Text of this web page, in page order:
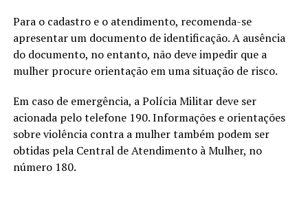
Para o cadastro e o atendimento, recomenda-se
apresentar um documento de identificação. A ausência
do documento, no entanto, não deve impedir que a
mulher procure orientação em uma situação de risco.
Em caso de emergência, a Polícia Militar deve ser
acionada pelo telefone 190. Informações e orientações
sobre violência contra a mulher também podem ser
obtidas pela Central de Atendimento à Mulher, no
número 180.